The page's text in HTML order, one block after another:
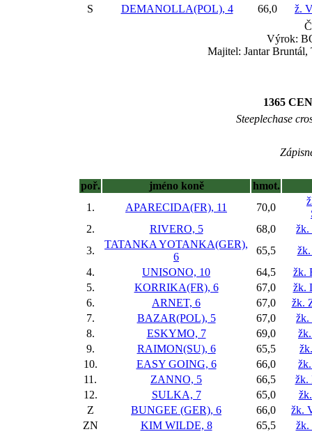
S
DEMANOLLA(POL), 4 66,0
ž.
Výrok:
Majitel: Jantar
1365
Steeplechase
poř. jméno koně
hmot.
1.
APARECIDA(FR), 11 70,0
2.
RIVERO, 5 68,0
žk.
3.
TATANKA YOTANKA(GER),
6
65,5
4.
UNISONO, 10 64,5
žk.
5.
KORRIKA(FR), 6 67,0
žk.
6.
ARNET, 6 67,0
žk.
7.
BAZAR(POL), 5 67,0
žk.
8.
ESKYMO, 7 69,0
9.
RAIMON(SU), 6 65,5
10.
EASY GOING, 6 66,0
11.
ZANNO, 5 66,5
žk.
12.
SULKA, 7 65,0
Z
BUNGEE (GER), 6 66,0
žk.
ZN
KIM WILDE, 8 65,5
žk.